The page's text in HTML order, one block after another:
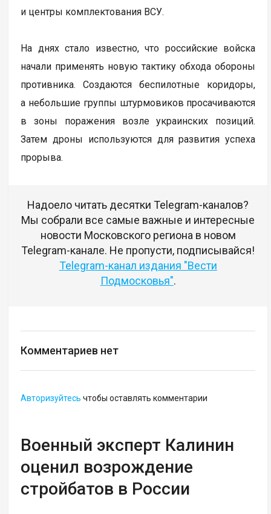
и центры комплектования ВСУ.
На днях стало известно, что российские войска
начали применять новую тактику обхода обороны
противника. Создаются беспилотные коридоры,
а небольшие группы штурмовиков просачиваются
в зоны поражения возле украинских позиций.
Затем дроны используются для развития успеха
прорыва.
Надоело читать десятки Telegram-каналов?
Мы собрали все самые важные и интересные
новости Московского региона в новом
Telegram-канале. Не пропусти, подписывайся!
Telegram-канал издания "Вести
Подмосковья".
Комментариев нет
Авторизуйтесь чтобы оставлять комментарии
Военный эксперт Калинин
оценил возрождение
стройбатов в России